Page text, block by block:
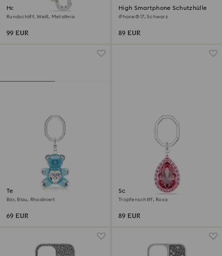
Handtaschen-Charm
Rundschliff, Weiß, Metallmix
99 EUR
High Smartphone Schutzhülle
iPhone® 17, Schwarz
89 EUR
Teddy Schlüsselanhänger
Bär, Blau, Rhodiniert
69 EUR
Schlüsselanhänger
Tropfenschliff, Rosa
89 EUR